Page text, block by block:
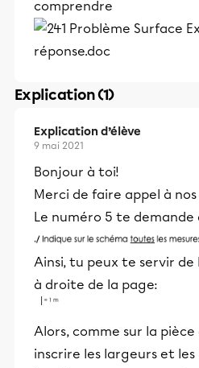
comprendre
Explication (1)
Explication d’élève
9 mai 2021
Bonjour à toi!
Merci de faire appel à nos
Le numéro 5 te demande
Ainsi, tu peux te servir
à droite de la page:
Alors, comme sur la
inscrire les largeurs et